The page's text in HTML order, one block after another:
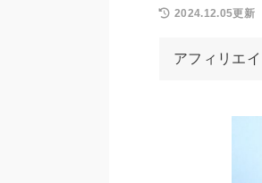
2024.12.05更新
アフィリエ